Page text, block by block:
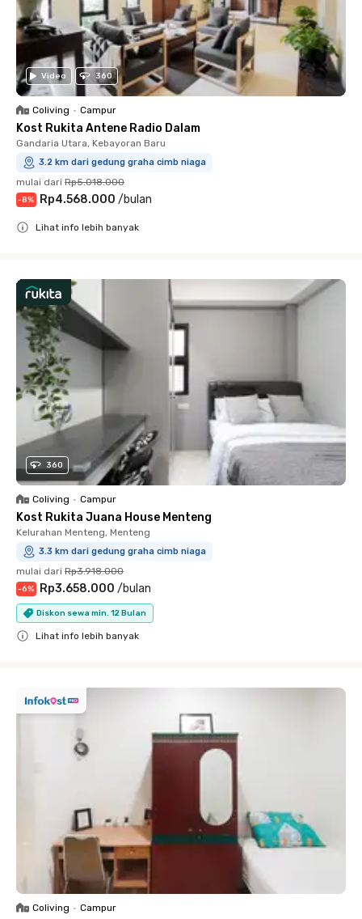
Video 360
Coliving • Campur
Kost Rukita Antene Radio Dalam
Gandaria Utara, Kebayoran Baru
3.2 km dari gedung graha cimb niaga
mulai dari Rp5.018.000
-8% Rp4.568.000 /bulan
Lihat info lebih banyak
360
Coliving • Campur
Kost Rukita Juana House Menteng
Kelurahan Menteng, Menteng
3.3 km dari gedung graha cimb niaga
mulai dari Rp3.918.000
-6% Rp3.658.000 /bulan
Diskon sewa min. 12 Bulan
Lihat info lebih banyak
Coliving • Campur